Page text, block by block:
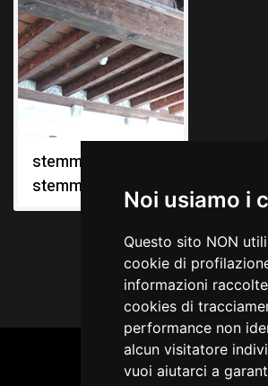
Noi usiamo i
Questo sito NON
cookie di
informazioni
cookies di
performance non
alcun visitatore
vuoi aiutarci a
stemmi gentilizi,
stemmi